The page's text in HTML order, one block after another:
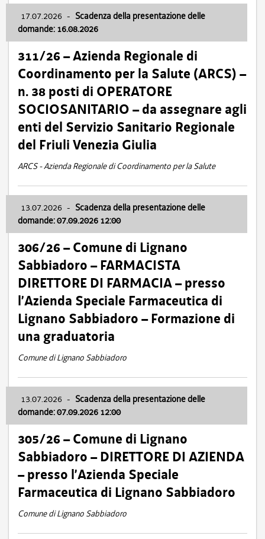
17.07.2026 - Scadenza della presentazione delle
domande: 16.08.2026
311/26 – Azienda Regionale di
Coordinamento per la Salute (ARCS) –
n. 38 posti di OPERATORE
SOCIOSANITARIO – da assegnare agli
enti del Servizio Sanitario Regionale
del Friuli Venezia Giulia
ARCS - Azienda Regionale di Coordinamento per la Salute
13.07.2026 - Scadenza della presentazione delle
domande: 07.09.2026 12:00
306/26 – Comune di Lignano
Sabbiadoro – FARMACISTA
DIRETTORE DI FARMACIA – presso
l’Azienda Speciale Farmaceutica di
Lignano Sabbiadoro – Formazione di
una graduatoria
Comune di Lignano Sabbiadoro
13.07.2026 - Scadenza della presentazione delle
domande: 07.09.2026 12:00
305/26 – Comune di Lignano
Sabbiadoro – DIRETTORE DI AZIENDA
– presso l’Azienda Speciale
Farmaceutica di Lignano Sabbiadoro
Comune di Lignano Sabbiadoro